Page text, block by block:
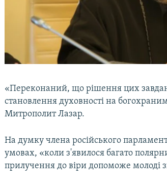
«Переконаний, що рішення цих
становлення духовності на
Митрополит Лазар.
На думку члена російського
умовах, «коли з'явилося багато
прилучення до віри допоможе молоді